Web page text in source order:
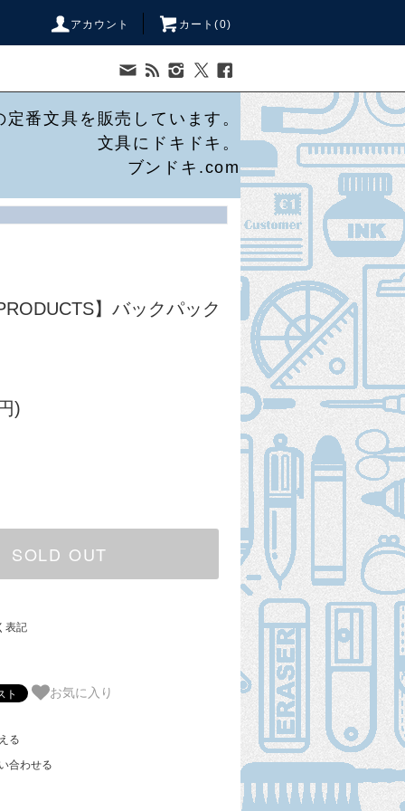
アカウント カート(0)
番文具を販売しています。
文具にドキドキ。
ブンドキ.com
】バックパック
)
SOLD OUT
表記
お気に入り
る
合わせる